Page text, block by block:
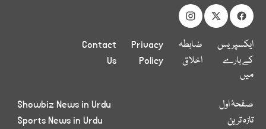
ایکسپریس
کے بارے
میں
ضابطہ
اخلاق
Privacy
Policy
Contact
Us
صفحۂ اول
تازہ ترین
Showbiz News in Urdu
Sports News in Urdu